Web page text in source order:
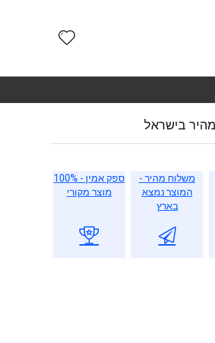
משלוח מהיר -
המוצר נמצא
בארץ
ספק אמין - 100%
מוצר מקורי